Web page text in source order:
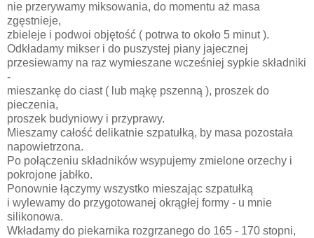
nie przerywamy miksowania, do momentu aż masa
zgęstnieje,
zbieleje i podwoi objętość ( potrwa to około 5 minut ).
Odkładamy mikser i do puszystej piany jajecznej
przesiewamy na raz wymieszane wcześniej sypkie składniki
-
mieszankę do ciast ( lub mąkę pszenną ), proszek do
pieczenia,
proszek budyniowy i przyprawy.
Mieszamy całość delikatnie szpatułką, by masa pozostała
napowietrzona.
Po połączeniu składników wsypujemy zmielone orzechy i
pokrojone jabłko.
Ponownie łączymy wszystko mieszając szpatułką
i wylewamy do przygotowanej okrągłej formy - u mnie
silikonowa.
Wkładamy do piekarnika rozgrzanego do 165 - 170 stopni,